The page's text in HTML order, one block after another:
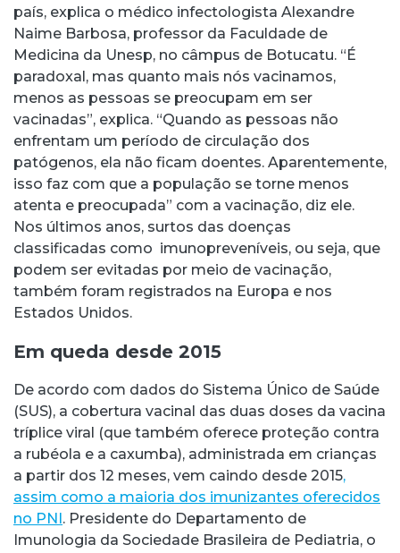
país, explica o médico infectologista Alexandre
Naime Barbosa, professor da Faculdade de
Medicina da Unesp, no câmpus de Botucatu. “É
paradoxal, mas quanto mais nós vacinamos,
menos as pessoas se preocupam em ser
vacinadas”, explica. “Quando as pessoas não
enfrentam um período de circulação dos
patógenos, ela não ficam doentes. Aparentemente,
isso faz com que a população se torne menos
atenta e preocupada” com a vacinação, diz ele.
Nos últimos anos, surtos das doenças
classificadas como imunopreveníveis, ou seja, que
podem ser evitadas por meio de vacinação,
também foram registrados na Europa e nos
Estados Unidos.
Em queda desde 2015
De acordo com dados do Sistema Único de Saúde
(SUS), a cobertura vacinal das duas doses da vacina
tríplice viral (que também oferece proteção contra
a rubéola e a caxumba), administrada em crianças
a partir dos 12 meses, vem caindo desde 2015,
assim como a maioria dos imunizantes oferecidos
no PNI. Presidente do Departamento de
Imunologia da Sociedade Brasileira de Pediatria, o